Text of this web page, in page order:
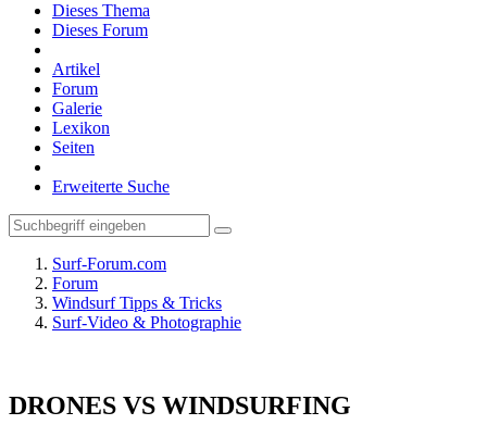
Dieses Thema
Dieses Forum
Artikel
Forum
Galerie
Lexikon
Seiten
Erweiterte Suche
Surf-Forum.com
Forum
Windsurf Tipps & Tricks
Surf-Video & Photographie
DRONES VS WINDSURFING